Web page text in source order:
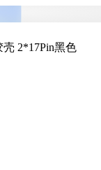
壳 2*17Pin黑色